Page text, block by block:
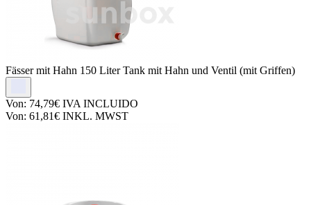
Fässer mit Hahn 150 Liter Tank mit Hahn und Ventil (mit Griffen)
Von: 74,79€ IVA INCLUIDO
Von: 61,81€ INKL. MWST